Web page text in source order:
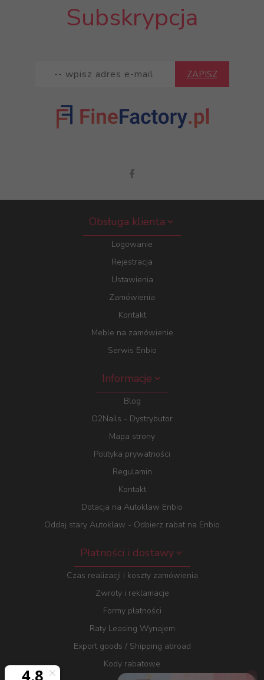
Subskrypcja
ZAPISZ
Obsługa klienta
Logowanie
Rejestracja
Ustawienia
Zamówienia
Kontakt
Meble na zamówienie
Serwis Enbio
Informacje
Blog
O2Nails - Dystrybutor
Mapa strony
Polityka prywatności
Regulamin
Kontakt
Dotacja na Autoklaw Enbio
Oddaj stary Autoklaw - Odbierz rabat na Enbio
Płatności i dostawy
Czas realizacji i koszty zamówienia
Zwroty i reklamacje
Formy płatności
Raty Leasing Wynajem
Export goods / Shipping abroad
Kody rabatowe